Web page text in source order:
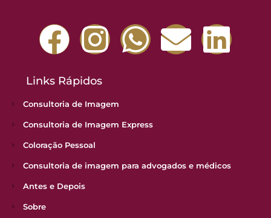
Links Rápidos
Consultoria de Imagem
Consultoria de Imagem Express
Coloração Pessoal
Consultoria de imagem para advogados e médicos
Antes e Depois
Sobre